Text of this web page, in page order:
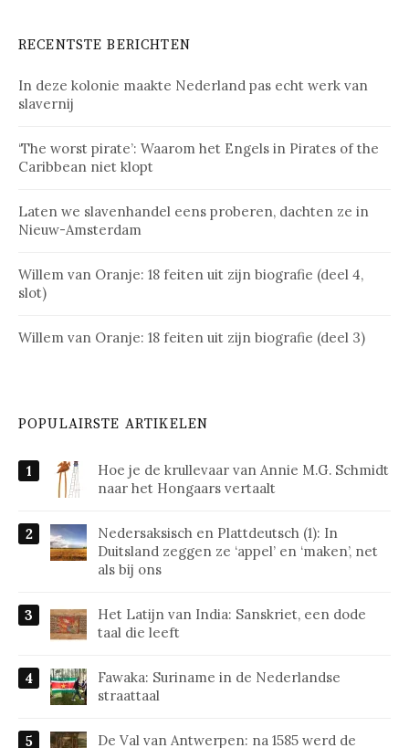
RECENTSTE BERICHTEN
In deze kolonie maakte Nederland pas echt werk van
slavernij
‘The worst pirate’: Waarom het Engels in Pirates of the
Caribbean niet klopt
Laten we slavenhandel eens proberen, dachten ze in
Nieuw-Amsterdam
Willem van Oranje: 18 feiten uit zijn biografie (deel 4,
slot)
Willem van Oranje: 18 feiten uit zijn biografie (deel 3)
POPULAIRSTE ARTIKELEN
Hoe je de krullevaar van Annie M.G. Schmidt
naar het Hongaars vertaalt
Nedersaksisch en Plattdeutsch (1): In
Duitsland zeggen ze ‘appel’ en ‘maken’, net
als bij ons
Het Latijn van India: Sanskriet, een dode
taal die leeft
Fawaka: Suriname in de Nederlandse
straattaal
De Val van Antwerpen: na 1585 werd de